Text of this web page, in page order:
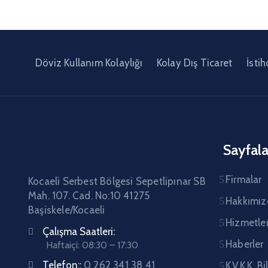
Döviz Kullanım Kolaylığı Kolay Dış Ticaret
Kocaeli Serbest Bölgesi Sepetlipınar SB
Mah. 107. Cad. No:10 41275
Başiskele/Kocaeli
Çalışma Saatleri:
Haftaiçi: 08:30 – 17:30
Telefon:: 0 262 341 38 41
Firmalar
Haberler
K.V.K.K.